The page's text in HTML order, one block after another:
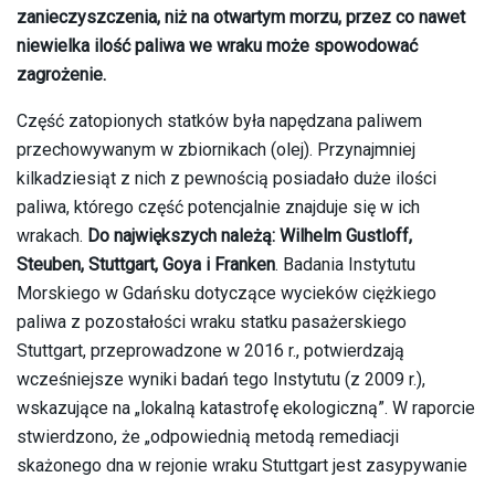
zanieczyszczenia, niż na otwartym morzu, przez co nawet
niewielka ilość paliwa we wraku może spowodować
zagrożenie.
Część zatopionych statków była napędzana paliwem
przechowywanym w zbiornikach (olej). Przynajmniej
kilkadziesiąt z nich z pewnością posiadało duże ilości
paliwa, którego część potencjalnie znajduje się w ich
wrakach. Do największych należą: Wilhelm Gustloff,
Steuben, Stuttgart, Goya i Franken. Badania Instytutu
Morskiego w Gdańsku dotyczące wycieków ciężkiego
paliwa z pozostałości wraku statku pasażerskiego
Stuttgart, przeprowadzone w 2016 r., potwierdzają
wcześniejsze wyniki badań tego Instytutu (z 2009 r.),
wskazujące na „lokalną katastrofę ekologiczną”. W raporcie
stwierdzono, że „odpowiednią metodą remediacji
skażonego dna w rejonie wraku Stuttgart jest zasypywanie